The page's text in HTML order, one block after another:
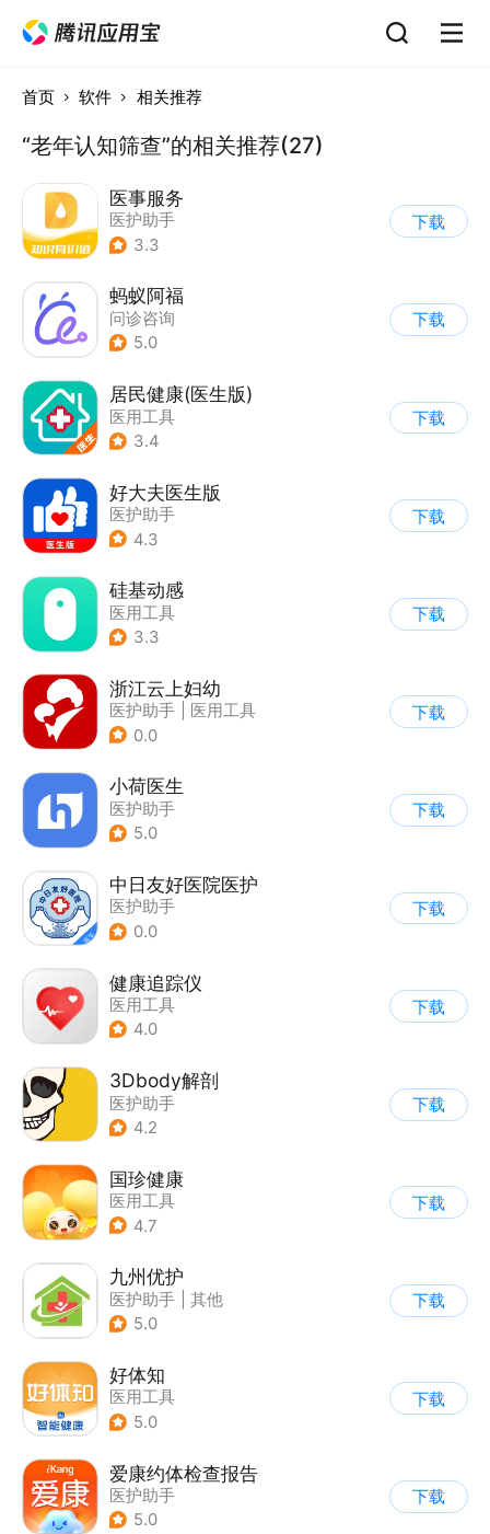
首页 软件 相关推荐
“老年认知筛查”的相关推荐(27)
医事服务
医护助手
3.3
下载
蚂蚁阿福
问诊咨询
5.0
下载
居民健康(医生版)
医用工具
3.4
下载
好大夫医生版
医护助手
4.3
下载
硅基动感
医用工具
3.3
下载
浙江云上妇幼
医护助手
医用工具
0.0
下载
小荷医生
医护助手
5.0
下载
中日友好医院医护
医护助手
0.0
下载
健康追踪仪
医用工具
4.0
下载
3Dbody解剖
医护助手
4.2
下载
国珍健康
医用工具
4.7
下载
九州优护
医护助手
其他
5.0
下载
好体知
医用工具
5.0
下载
爱康约体检查报告
医护助手
5.0
下载